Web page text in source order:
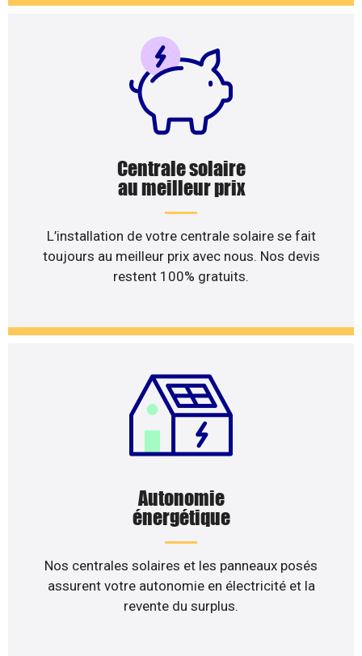
Centrale solaire
au meilleur prix
L’installation de votre centrale solaire se fait
toujours au meilleur prix avec nous. Nos devis
restent 100% gratuits.
Autonomie
énergétique
Nos centrales solaires et les panneaux posés
assurent votre autonomie en électricité et la
revente du surplus.